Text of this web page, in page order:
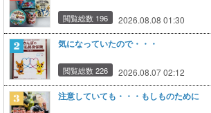
閲覧総数 196 2026.08.08 01:30
気になっていたので・・・
閲覧総数 226 2026.08.07 02:12
注意していても・・・もしものために